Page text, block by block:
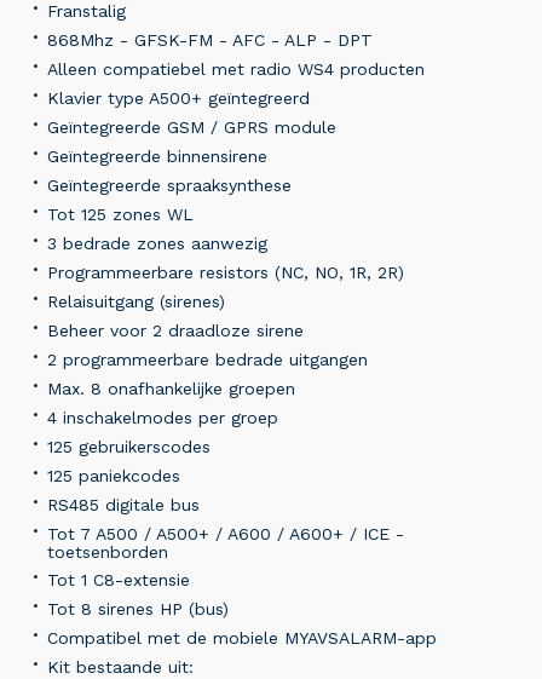
Franstalig
868Mhz - GFSK-FM - AFC - ALP - DPT
Alleen compatiebel met radio WS4 producten
Klavier type A500+ geïntegreerd
Geïntegreerde GSM / GPRS module
Geïntegreerde binnensirene
Geïntegreerde spraaksynthese
Tot 125 zones WL
3 bedrade zones aanwezig
Programmeerbare resistors (NC, NO, 1R, 2R)
Relaisuitgang (sirenes)
Beheer voor 2 draadloze sirene
2 programmeerbare bedrade uitgangen
Max. 8 onafhankelijke groepen
4 inschakelmodes per groep
125 gebruikerscodes
125 paniekcodes
RS485 digitale bus
Tot 7 A500 / A500+ / A600 / A600+ / ICE -
toetsenborden
Tot 1 C8-extensie
Tot 8 sirenes HP (bus)
Compatibel met de mobiele MYAVSALARM-app
Kit bestaande uit: